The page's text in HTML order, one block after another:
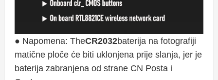
● Napomena: TheCR2032baterija na fotografiji
matične ploče će biti uklonjena prije slanja, jer je
baterija zabranjena od strane CN Posta i